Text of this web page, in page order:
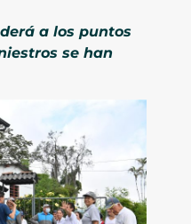
a los puntos
se han